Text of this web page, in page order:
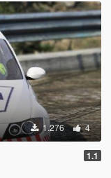
1.276 4
1.1